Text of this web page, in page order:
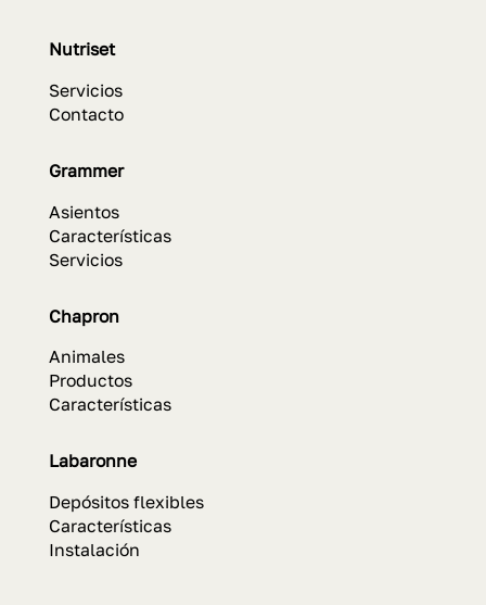
Nutriset
Servicios
Contacto
Grammer
Asientos
Características
Servicios
Chapron
Animales
Productos
Características
Labaronne
Depósitos flexibles
Características
Instalación